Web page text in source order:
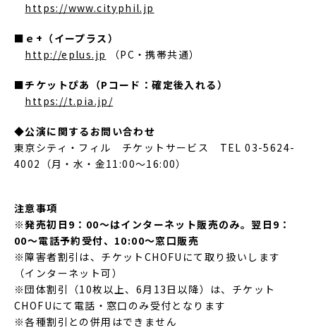
https://www.cityphil.jp
■ ｅ+（イープラス）
http://eplus.jp
（PC・携帯共通）
■チケットぴあ（Pコード：確定後入れる）
https://t.pia.jp/
◆公演に関するお問い合わせ
東京シティ・フィル チケットサービス TEL 03-5624-
4002（月・水・金11:00～16:00）
注意事項
※発売初日9：00～はインターネット販売のみ。翌日9：
00～電話予約受付、10:00～窓口販売
※障害者割引は、チケットCHOFUにて取り扱いします
（インターネット可）
※団体割引（10枚以上、6月13日以降）は、チケット
CHOFUにて電話・窓口のみ受付となります
※各種割引との併用はできません